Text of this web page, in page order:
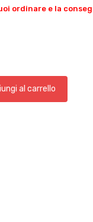
ordinare e la
al carrello